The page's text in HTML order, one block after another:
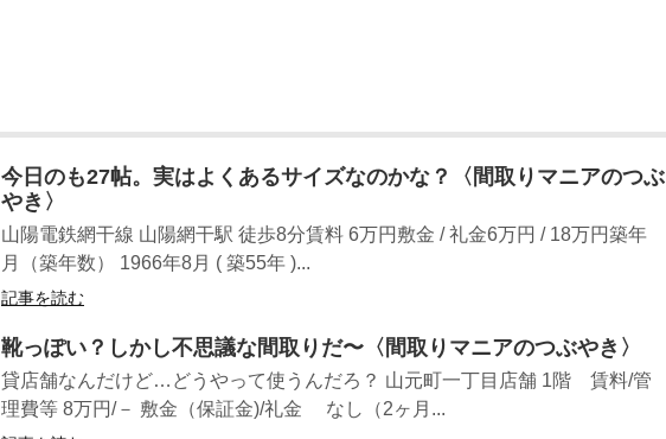
今日のも27帖。実はよくあるサイズなのかな？〈間取りマニアのつぶ
やき〉
山陽電鉄網干線 山陽網干駅 徒歩8分賃料 6万円敷金 / 礼金6万円 / 18万円築年
月（築年数） 1966年8月 ( 築55年 )...
記事を読む
靴っぽい？しかし不思議な間取りだ〜〈間取りマニアのつぶやき〉
貸店舗なんだけど…どうやって使うんだろ？ 山元町一丁目店舗 1階 賃料/管
理費等 8万円/－ 敷金（保証金)/礼金 なし（2ヶ月...